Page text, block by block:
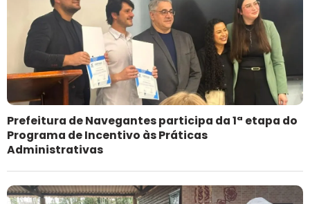
Prefeitura de Navegantes participa da 1ª etapa do
Programa de Incentivo às Práticas
Administrativas